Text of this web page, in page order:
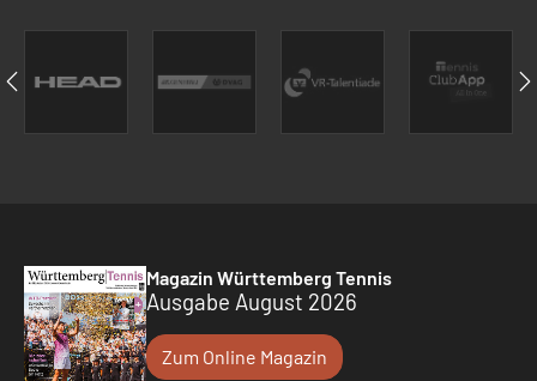
Magazin Württemberg Tennis
Ausgabe August 2026
Zum Online Magazin